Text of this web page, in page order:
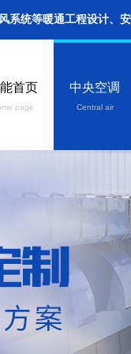
统等暖通工程设计、
首页
page
中央空调
Central air